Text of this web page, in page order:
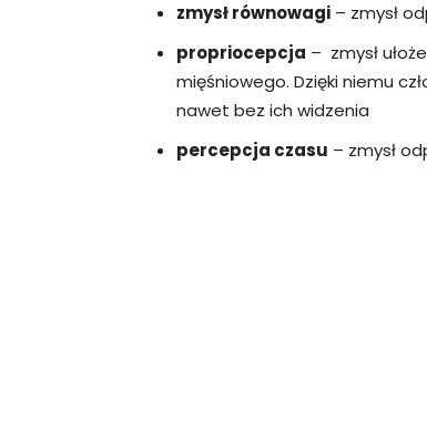
zmysł równowagi – zmysł
propriocepcja – zmysł
mięśniowego. Dzięki niemu
nawet bez ich widzenia
percepcja czasu – zmysł